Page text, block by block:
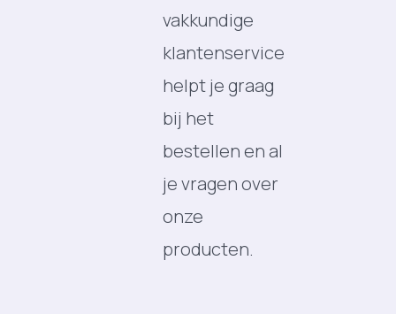
vakkundige
klantenservice
helpt je graag
bij het
bestellen en al
je vragen over
onze
producten.